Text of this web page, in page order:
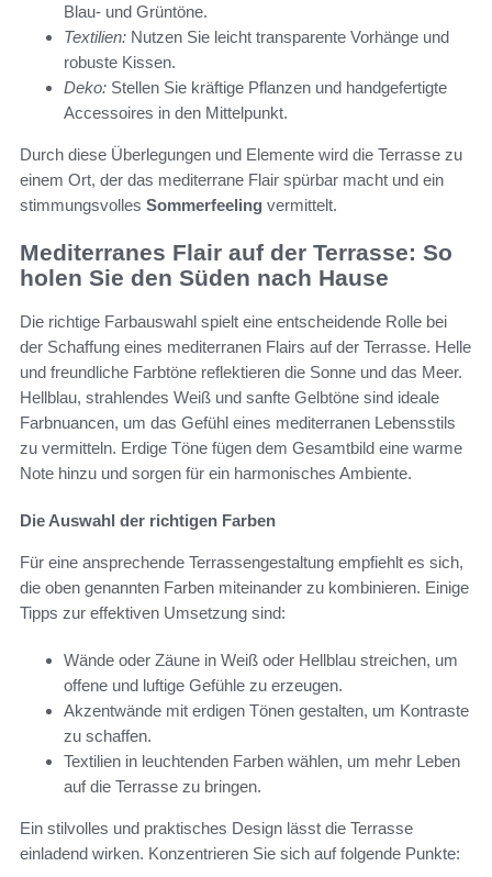
Blau- und Grüntöne.
Textilien: Nutzen Sie leicht transparente Vorhänge und
robuste Kissen.
Deko: Stellen Sie kräftige Pflanzen und handgefertigte
Accessoires in den Mittelpunkt.
Durch diese Überlegungen und Elemente wird die Terrasse zu
einem Ort, der das mediterrane Flair spürbar macht und ein
stimmungsvolles Sommerfeeling vermittelt.
Mediterranes Flair auf der Terrasse: So
holen Sie den Süden nach Hause
Die richtige Farbauswahl spielt eine entscheidende Rolle bei
der Schaffung eines mediterranen Flairs auf der Terrasse. Helle
und freundliche Farbtöne reflektieren die Sonne und das Meer.
Hellblau, strahlendes Weiß und sanfte Gelbtöne sind ideale
Farbnuancen, um das Gefühl eines mediterranen Lebensstils
zu vermitteln. Erdige Töne fügen dem Gesamtbild eine warme
Note hinzu und sorgen für ein harmonisches Ambiente.
Die Auswahl der richtigen Farben
Für eine ansprechende Terrassengestaltung empfiehlt es sich,
die oben genannten Farben miteinander zu kombinieren. Einige
Tipps zur effektiven Umsetzung sind:
Wände oder Zäune in Weiß oder Hellblau streichen, um
offene und luftige Gefühle zu erzeugen.
Akzentwände mit erdigen Tönen gestalten, um Kontraste
zu schaffen.
Textilien in leuchtenden Farben wählen, um mehr Leben
auf die Terrasse zu bringen.
Ein stilvolles und praktisches Design lässt die Terrasse
einladend wirken. Konzentrieren Sie sich auf folgende Punkte: